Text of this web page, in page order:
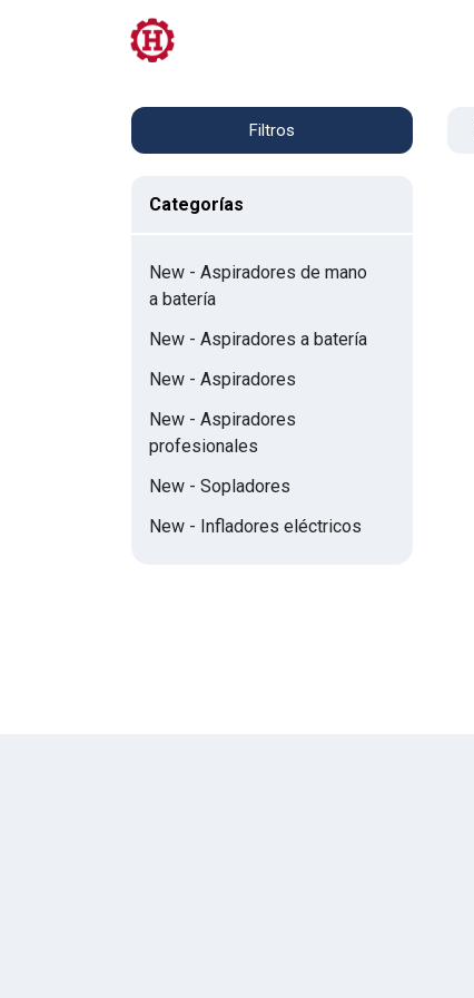
Filtros
Categorías
New - Aspiradores de mano
a batería
New - Aspiradores a batería
New - Aspiradores
New - Aspiradores
profesionales
New - Sopladores
New - Infladores eléctricos